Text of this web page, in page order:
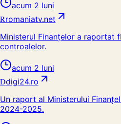
acum 2 luni
Rromaniatv.net
Ministerul Finanțelor a raportat
controalelor.
acum 2 luni
Ddigi24.ro
Un raport al Ministerului
2024-2025.